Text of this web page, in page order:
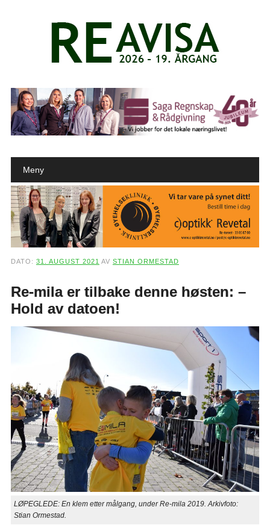
Main menu
Meny
DATO: 31. AUGUST 2021 AV STIAN ORMESTAD
Re-mila er tilbake denne høsten: –
Hold av datoen!
LØPEGLEDE: En klem etter målgang, under Re-mila 2019. Arkivfoto:
Stian Ormestad.